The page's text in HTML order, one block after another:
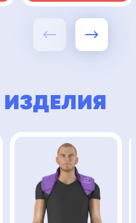
–
400 ₽
ИЗДЕЛИЯ